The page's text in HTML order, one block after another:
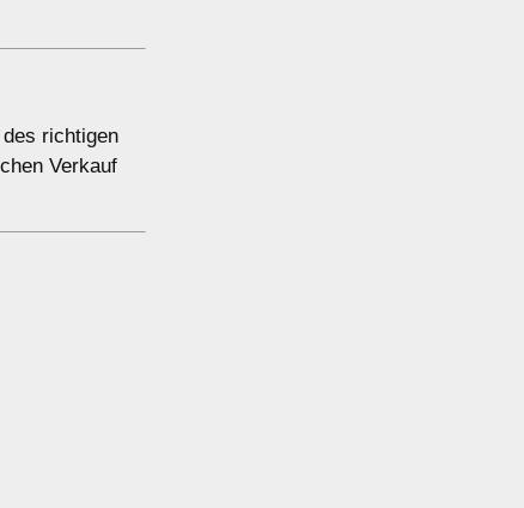
richtigen
Verkauf